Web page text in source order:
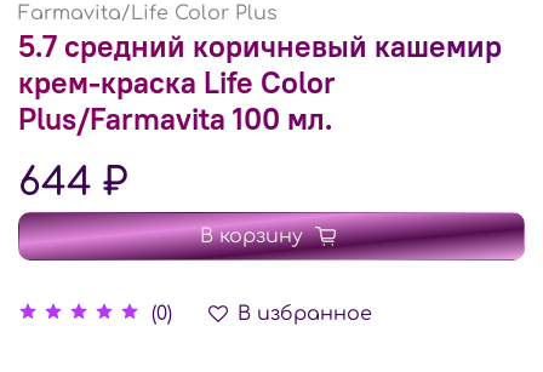
Farmavita/Life Color Plus
5.7 средний коричневый кашемир
крем-краска Life Color
Plus/Farmavita 100 мл.
(0) В избранное
644 ₽
В корзину